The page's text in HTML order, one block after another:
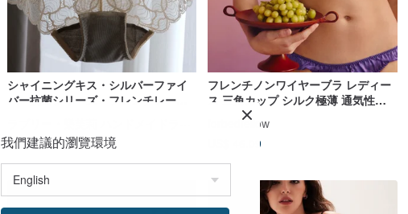
シャイニングキス・シルバーファイ
バー抗菌シリーズ・フレンチレース
US$ 25.84
フレンチノンワイヤーブラ レディー
ス 三角カップ シルク極薄 通気性ブ
ラジャー＆ショーツセット
forbedfellow
US$ 46.09
我們建議的瀏覽環境